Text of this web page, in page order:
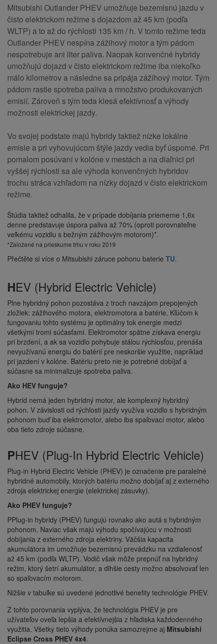
Mitsubishi Outlander PHEV umožňuje bezemisnú jazdu v
čisto elektrickom režime s dojazdom až 45 km (podľa
WLTP) a to až do rýchlosti 135 km / h. V tomto režime teda
Outlander PHEV nespína zážihový motor a tým pádom
nespotrebuje ani liter paliva. Naopak konvenčné hybridy
umožňujú dojazd v čisto elektrickom režime iba niekoľko
málo kilometrov a následne sa pripája zážihový motor. Tým
pádom rastie spotreba paliva a množstvo produkovaných
emisií. Zároveň s tým teda klesá efektívnosť a výhody
možnosti elektrickej jazdy.
Vo svojej podstate majú hybridy taktiež nízke lokálne
emisie a pri vyhovujúcom štýle jazdy vedia byť úsporné. Pri
pomalom posúvaní v kolóne v mestách a na diaľnici pri
vyššej rýchlosti sa ale výhoda konvenčných hybridov
trochu stráca vzhľadom na nízky dojazd v čisto elektrickom
režime.
Štúdia taktiež odhalila, že v prípade dobíjania priemerne 1,6x
denne predstavuje úspora paliva až 70% (oproti porovnateľne
veľkému vozidlu s bežným zážihovým motorom)*.
*Založené na prieskume trhu v roku 2019
Přečtěte si více o Mitsubishi záruce pohonu baterie TU.
HEV (Hybrid Electric Vehicle)
Plne hybridný pohon pozostáva z troch navzájom prepojených
zložiek: zážihového motora, elektromotora a batérie. Kľúčom k
fungovaniu tohto systému je optimálny tok energie medzi
všetkými tromi súčasťami. Elektromotor spätne získava energiu
pri brzdení, a ak sa vozidlo pohybuje stálou rýchlosťou, prenáša
nevyužívanú energiu do batérií pre neskoršie využitie, napríklad
pri jazdení v kolóne. Batériu preto nie je potrebné dobíjať a
súčasne sa minimalizuje spotreba paliva.
Ako HEV funguje?
Hybrid nemá jeden hybridný motor, ale komplexný hybridný
pohon. V závislosti od rýchlosti jazdy využíva vozidlo s hybridným
pohonom buď iba elektromotor, alebo iba spaľovací motor, alebo
oba tieto zdroje súčasne.
PHEV (Plug-In Hybrid Electric Vehicle)
Plug-in Hybrid Electric Vehicle (PHEV) je označenie pre paralelné
hybridné automobily, ktorých batériu možno dobíjať aj z externého
zdroja elektrickej energie (elektrickej zásuvky).
Ako PHEV funguje?
PPlug-in hybridy (PHEV) fungujú rovnako ako autá s hybridným
pohonom. Naviac však majú výhodu spočívajúcu v možnosti
dobíjania z externého zdroja elektriny. Väčšia kapacita
akumulátora im umožňuje bezemisnú prevádzku na vzdialenosť
až 45 km (podľa WLTP). Vodič však môže prepnúť na hybridný
režim, ktorý šetrí akumulátor, a dlhšie cesty možno absolvovať len
so spaľovacím motorom.
Nižšie v tabuľke sú uvedené jednotlivé benefity technológie PHEV.
Z tohto porovnania vyplýva, že technológia PHEV je pre
užívateľov oveľa lepšia a efektívnejšia z hľadiska každodenného
využitia. Všetky tieto výhody ponúka samozrejme aj Mitsubishi
Eclipse Cross PHEV 4x4.